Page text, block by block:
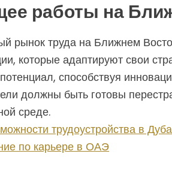
работы на
рынок труда на Ближнем
которые адаптируют свои
способствуя
должны быть готовы
среде.
трудоустройства в
по карьере в ОАЭ